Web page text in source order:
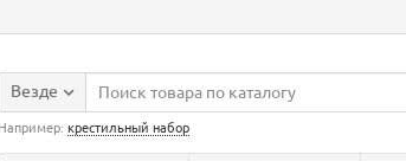
Везде
Например: крестильный набор